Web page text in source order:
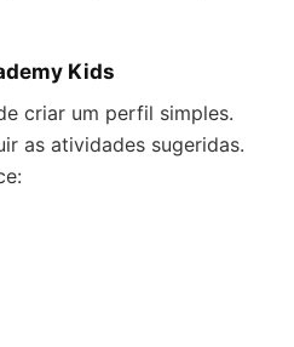
Kids
criar um perfil simples.
as atividades sugeridas.